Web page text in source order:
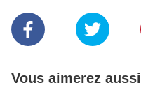
Vous aimerez aussi